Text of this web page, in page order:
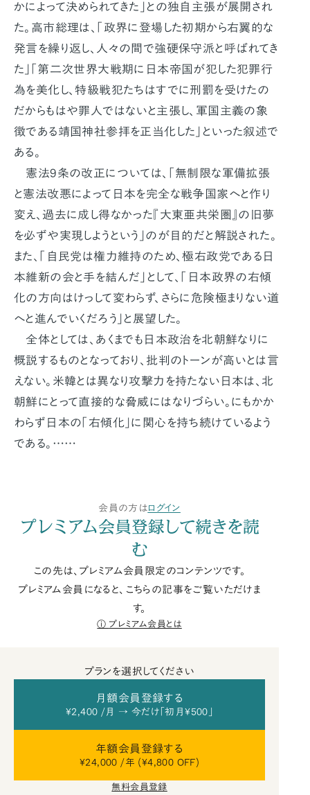
かによって決められてきた」との独自主張が展開され
た。高市総理は、「政界に登場した初期から右翼的な
発言を繰り返し、人々の間で強硬保守派と呼ばれてき
た」「第二次世界大戦期に日本帝国が犯した犯罪行
為を美化し、特級戦犯たちはすでに刑罰を受けたの
だからもはや罪人ではないと主張し、軍国主義の象
徴である靖国神社参拝を正当化した」といった叙述で
ある。
憲法9条の改正については、「無制限な軍備拡張
と憲法改悪によって日本を完全な戦争国家へと作り
変え、過去に成し得なかった『大東亜共栄圏』の旧夢
を必ずや実現しようという」のが目的だと解説された。
また、「自民党は権力維持のため、極右政党である日
本維新の会と手を結んだ」として、「日本政界の右傾
化の方向はけっして変わらず、さらに危険極まりない道
へと進んでいくだろう」と展望した。
全体としては、あくまでも日本政治を北朝鮮なりに
概説するものとなっており、批判のトーンが高いとは言
えない。米韓とは異なり攻撃力を持たない日本は、北
朝鮮にとって直接的な脅威にはなりづらい。にもかか
わらず日本の「右傾化」に関心を持ち続けているよう
である。……
会員の方はログイン
プレミアム会員登録して続きを読
む
この先は、プレミアム会員限定のコンテンツです。
プレミアム会員になると、こちらの記事をご覧いただけま
す。
プレミアム会員とは
プランを選択してください
月額会員登録する
¥2,400 /月 → 今だけ「初月¥500」
年額会員登録する
¥24,000 /年 (¥4,800 OFF)
無料会員登録